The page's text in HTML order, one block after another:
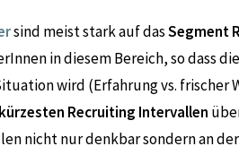
sind meist stark auf dasSegment
in diesem Bereich, so dass
wird (Erfahrung vs. frischer
kürzesten Recruiting Intervallen
nicht nur denkbar sondern an